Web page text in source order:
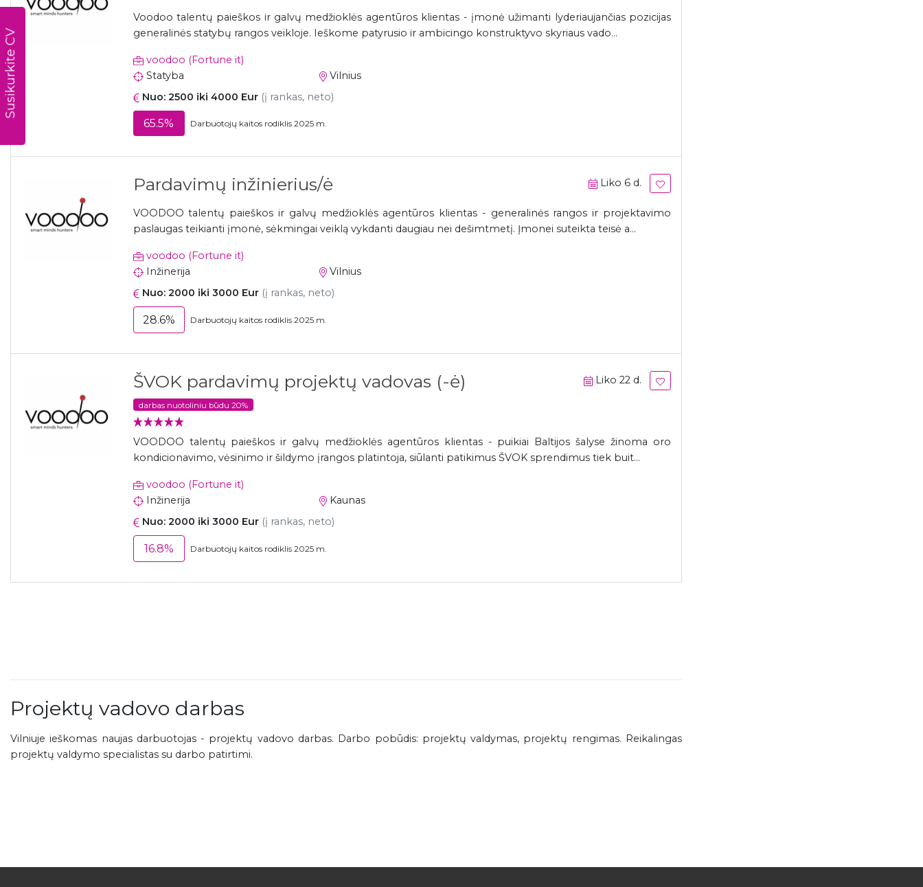
Susikurkite CV
Voodoo talentų paieškos ir galvų medžioklės agentūros klientas - įmonė užimanti lyderiaujančias pozicijas
generalinės statybų rangos veikloje. Ieškome patyrusio ir ambicingo konstruktyvo skyriaus vado...
voodoo (Fortune it)
Statyba
Vilnius
Nuo: 2500 iki 4000 Eur (į rankas, neto)
65.5% Darbuotojų kaitos rodiklis 2025 m.
Pardavimų inžinierius/ė Liko 6 d.
VOODOO talentų paieškos ir galvų medžioklės agentūros klientas - generalinės rangos ir projektavimo
paslaugas teikianti įmonė, sėkmingai veiklą vykdanti daugiau nei dešimtmetį. Įmonei suteikta teisė a...
voodoo (Fortune it)
Inžinerija
Vilnius
Nuo: 2000 iki 3000 Eur (į rankas, neto)
28.6% Darbuotojų kaitos rodiklis 2025 m.
ŠVOK pardavimų projektų vadovas (-ė)
darbas nuotoliniu būdu 20%
Liko 22 d.
VOODOO talentų paieškos ir galvų medžioklės agentūros klientas - puikiai Baltijos šalyse žinoma oro
kondicionavimo, vėsinimo ir šildymo įrangos platintoja, siūlanti patikimus ŠVOK sprendimus tiek buit...
voodoo (Fortune it)
Inžinerija
Kaunas
Nuo: 2000 iki 3000 Eur (į rankas, neto)
16.8% Darbuotojų kaitos rodiklis 2025 m.
Projektų vadovo darbas
Vilniuje ieškomas naujas darbuotojas - projektų vadovo darbas. Darbo pobūdis: projektų valdymas, projektų rengimas. Reikalingas
projektų valdymo specialistas su darbo patirtimi.